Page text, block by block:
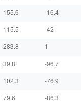
155.6
-16.4
115.5
-42
283.8
1
39.8
-96.7
102.3
-76.9
79.6
-86.3